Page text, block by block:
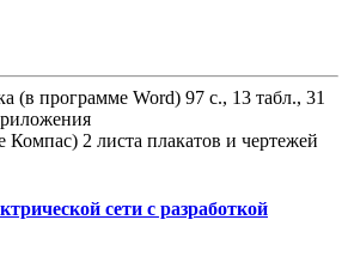
(в программе Word) 97 с., 13 табл., 31
2 листа плакатов и чертежей
сети с разработкой